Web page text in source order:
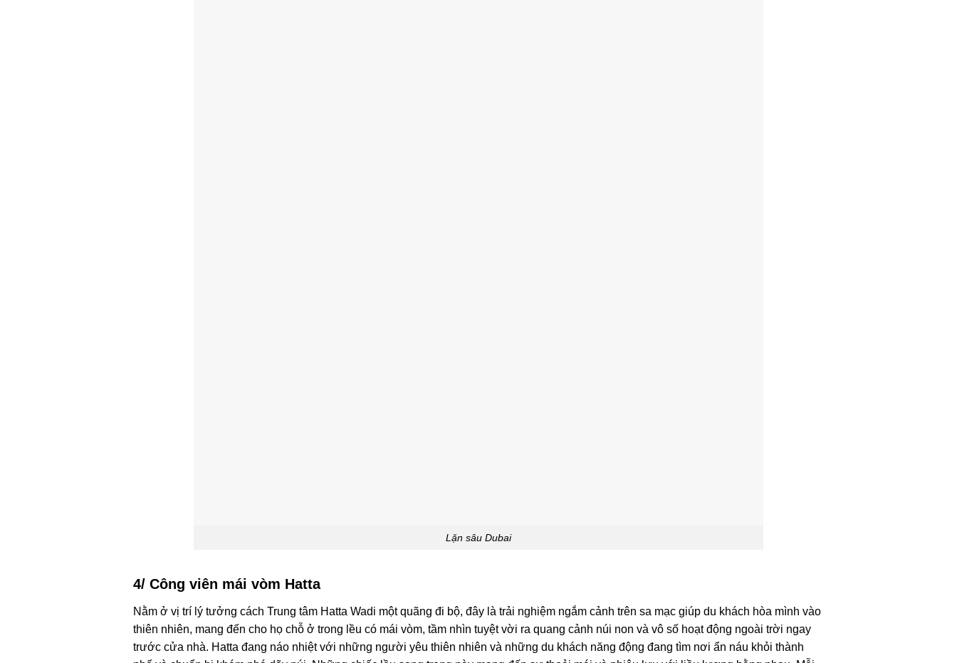
Lặn sâu Dubai
4/ Công viên mái vòm Hatta
Nằm ở vị trí lý tưởng cách Trung tâm Hatta Wadi một quãng đi bộ, đây là trải nghiệm ngắm cảnh trên sa mạc giúp du khách hòa mình vào
thiên nhiên, mang đến cho họ chỗ ở trong lều có mái vòm, tầm nhìn tuyệt vời ra quang cảnh núi non và vô số hoạt động ngoài trời ngay
trước cửa nhà. Hatta đang náo nhiệt với những người yêu thiên nhiên và những du khách năng động đang tìm nơi ẩn náu khỏi thành